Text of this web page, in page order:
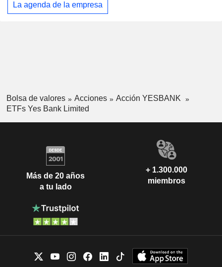
La agenda de la empresa
Bolsa de valores Acciones
Acción YESBANK
ETFs Yes Bank Limited
Más de 20 años
a tu lado
+ 1.300.000
miembros